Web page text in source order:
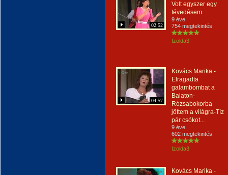
02:52
Volt egyszer egy
tévedésem
9 éve
754 megtekintés
Izolda3
04:57
Kovács Marika -
Elragadta
galambombat a
Balaton-
Rózsabokorba
jöttem a világra-Tíz
pár csókot...
9 éve
602 megtekintés
Izolda3
Kovács Marika -